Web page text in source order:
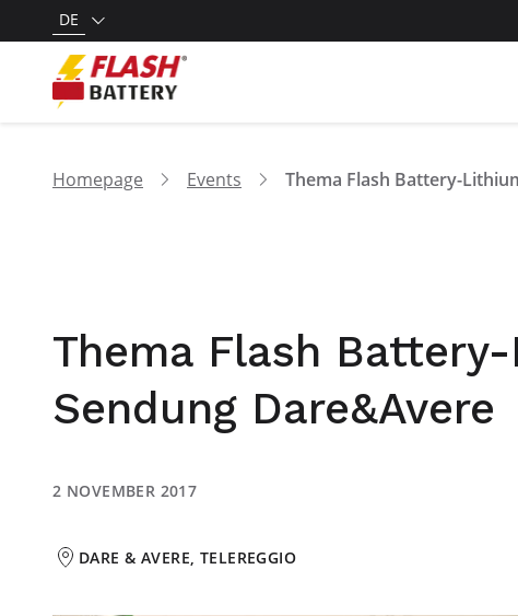
DE
Homepage Events
Thema Flash
Sendung Dare&Avere
2 NOVEMBER 2017
DARE & AVERE, TELEREGGIO